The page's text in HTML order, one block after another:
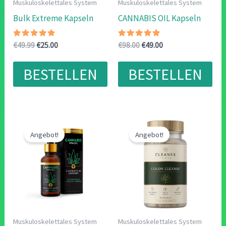
Muskuloskelettales System
Bulk Extreme Kapseln
Bewertet
von 5
€49.99Ursprünglicher
war:
€49.99
€25.00Aktueller
ist:
€25.00.
BESTELLEN
Muskuloskelettales System
CANNABIS OIL Kapseln
Bewertet
von 5
€98.00Ursprünglicher
war:
€98.00
€49.00Aktueller
ist:
€49.00.
BESTELLEN
Angebot!
Muskuloskelettales System
Angebot!
Muskuloskelettales System